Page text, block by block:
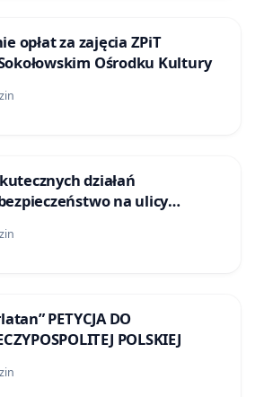
opłat za zajęcia ZPiT
Ośrodku Kultury
działań
na ulicy
PETYCJA DO
POLSKIEJ